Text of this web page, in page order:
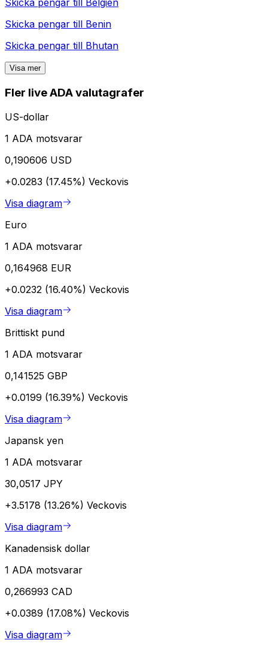
Skicka pengar till
Belgien
Skicka pengar till Benin
Skicka pengar till Bhutan
Visa mer
Fler live ADA valutagrafer
US-dollar
1 ADA motsvarar
0,190606 USD
+0.0283 (17.45%) Veckovis
Visa diagram
Euro
1 ADA motsvarar
0,164968 EUR
+0.0232 (16.40%) Veckovis
Visa diagram
Brittiskt pund
1 ADA motsvarar
0,141525 GBP
+0.0199 (16.39%) Veckovis
Visa diagram
Japansk yen
1 ADA motsvarar
30,0517 JPY
+3.5178 (13.26%) Veckovis
Visa diagram
Kanadensisk dollar
1 ADA motsvarar
0,266993 CAD
+0.0389 (17.08%) Veckovis
Visa diagram